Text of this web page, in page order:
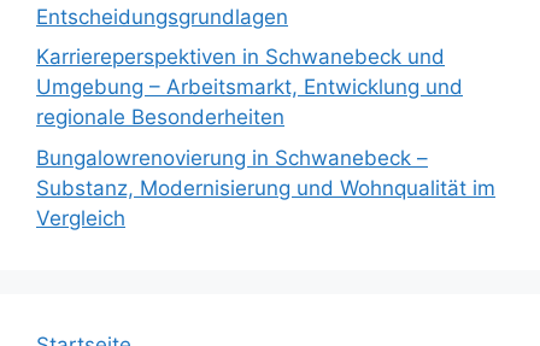
Entscheidungsgrundlagen
Karriereperspektiven in Schwanebeck und
Umgebung – Arbeitsmarkt, Entwicklung und
regionale Besonderheiten
Bungalowrenovierung in Schwanebeck –
Substanz, Modernisierung und Wohnqualität im
Vergleich